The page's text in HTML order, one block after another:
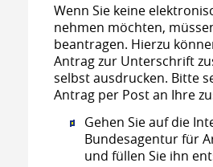
Wenn Sie keine
nehmen möchten,
beantragen. Hierzu
Antrag zur Unterschrift
selbst ausdrucken. Bitte
Antrag per Post an Ihre
Gehen Sie auf die
Bundesagentur für
und füllen Sie ihn